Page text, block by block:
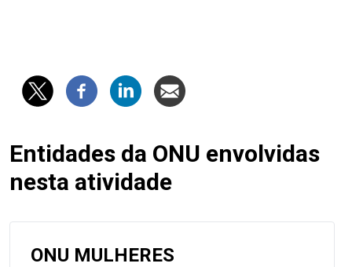
Entidades da ONU envolvidas
nesta atividade
ONU MULHERES